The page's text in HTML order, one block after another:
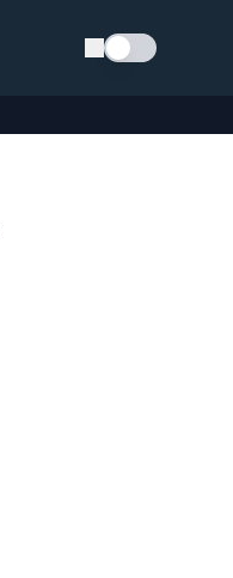
Schimba tema